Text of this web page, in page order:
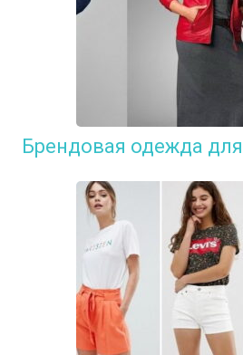
Брендовая одежда